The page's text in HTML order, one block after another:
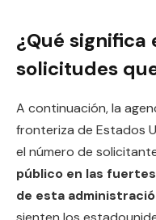
¿Qué significa
solicitudes
A continuación, la
fronteriza de Estados
el número de
público en las
de esta